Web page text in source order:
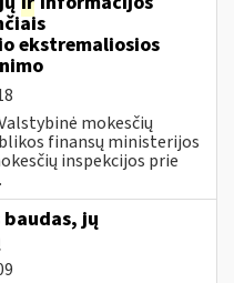
ekstremaliosios
mokesčių
finansų ministerijos
inspekcijos prie
jų